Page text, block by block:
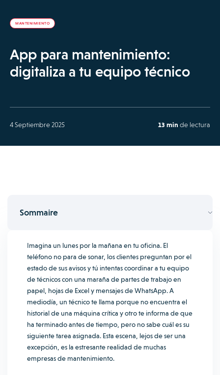
MANTENIMIENTO
App para mantenimiento:
digitaliza a tu equipo técnico
4 Septiembre 2025 13 min de lectura
Sommaire
Imagina un lunes por la mañana en tu oficina. El
teléfono no para de sonar, los clientes preguntan por el
estado de sus avisos y tú intentas coordinar a tu equipo
de técnicos con una maraña de partes de trabajo en
papel, hojas de Excel y mensajes de WhatsApp. A
mediodía, un técnico te llama porque no encuentra el
historial de una máquina crítica y otro te informa de que
ha terminado antes de tiempo, pero no sabe cuál es su
siguiente tarea asignada. Esta escena, lejos de ser una
excepción, es la estresante realidad de muchas
empresas de mantenimiento.